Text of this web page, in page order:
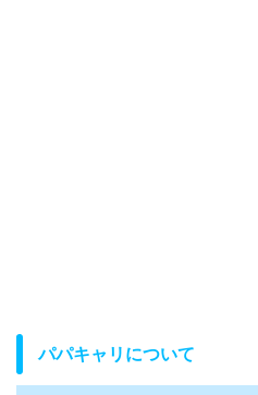
パパキャリについて